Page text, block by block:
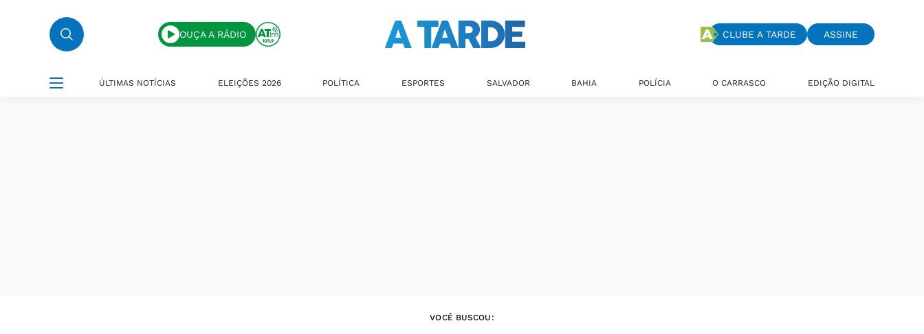
OUÇA A RÁDIO CLUBE A TARDE ASSINE
ÚLTIMAS NOTÍCIAS ELEIÇÕES 2026 POLÍTICA ESPORTES SALVADOR BAHIA POLÍCIA O CARRASCO EDIÇÃO DIGITAL
VOCÊ BUSCOU: